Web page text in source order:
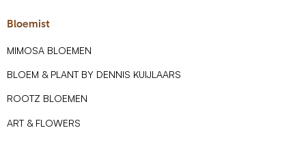
Bloemist
MIMOSA BLOEMEN
BLOEM & PLANT BY DENNIS KUIJLAARS
ROOTZ BLOEMEN
ART & FLOWERS